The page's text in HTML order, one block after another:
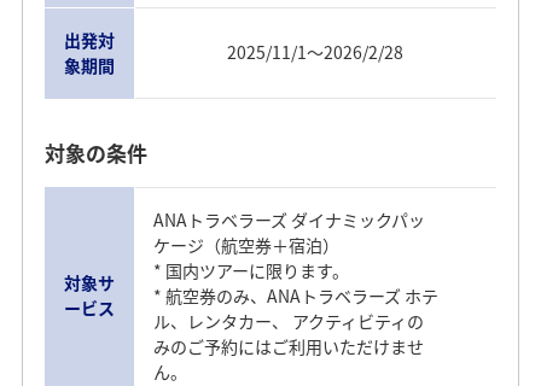
出発対
象期間
2025/11/1～2026/2/28
対象の条件
対象サ
ービス
ANAトラベラーズ ダイナミックパッ
ケージ（航空券＋宿泊）
* 国内ツアーに限ります。
* 航空券のみ、ANAトラベラーズ ホテ
ル、レンタカー、 アクティビティの
みのご予約にはご利用いただけませ
ん。